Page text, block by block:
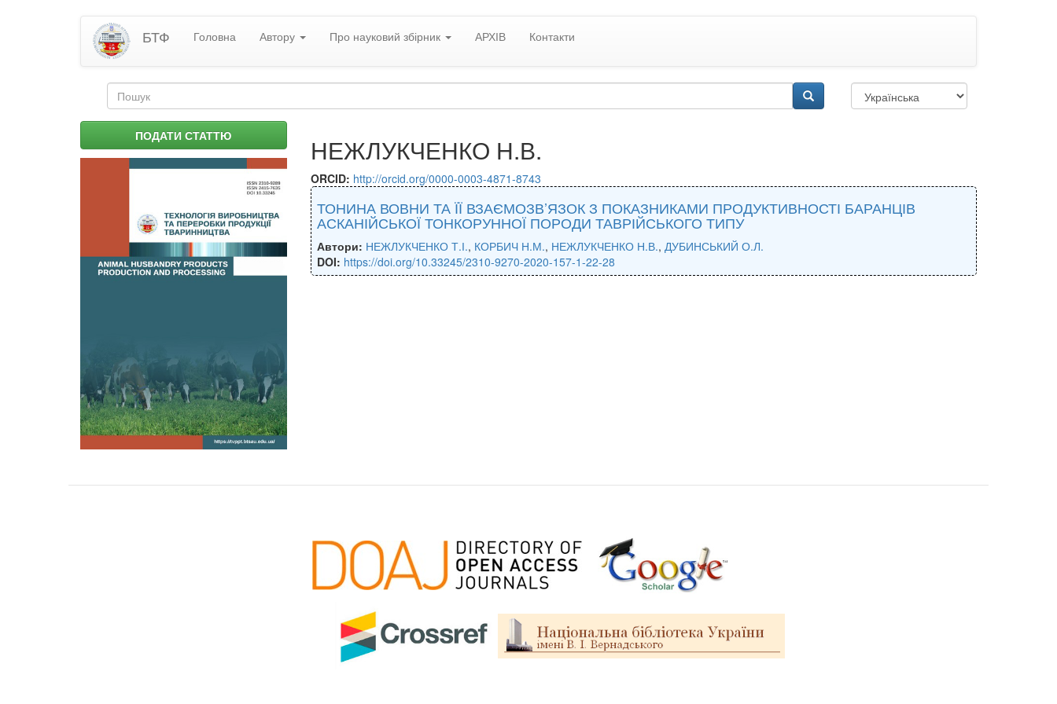
БТФ Головна Автору Про науковий збірник АРХІВ Контакти
Пошукова
форма
ПОДАТИ СТАТТЮ НЕЖЛУКЧЕНКО Н.В.
ORCID: http://orcid.org/0000-0003-4871-8743
ТОНИНА ВОВНИ ТА ЇЇ ВЗАЄМОЗВ’ЯЗОК З ПОКАЗНИКАМИ ПРОДУКТИВНОСТІ БАРАНЦІВ
АСКАНІЙСЬКОЇ ТОНКОРУННОЇ ПОРОДИ ТАВРІЙСЬКОГО ТИПУ
Автори: НЕЖЛУКЧЕНКО Т.І., КОРБИЧ Н.М., НЕЖЛУКЧЕНКО Н.В., ДУБИНСЬКИЙ О.Л.
DOI: https://doi.org/10.33245/2310-9270-2020-157-1-22-28